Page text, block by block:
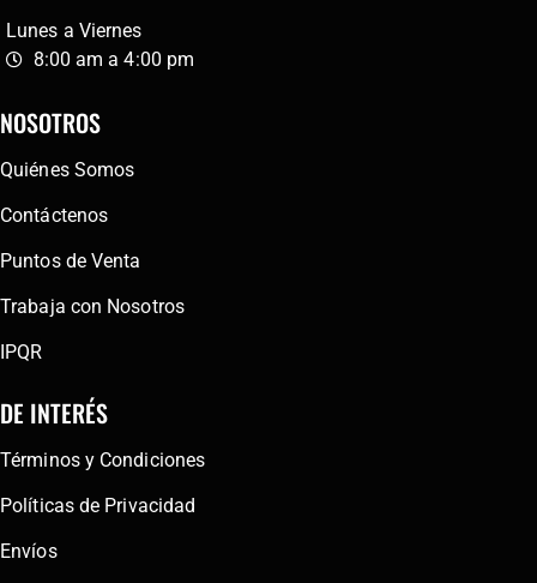
Lunes a Viernes
8:00 am a 4:00 pm
NOSOTROS
Quiénes Somos
Contáctenos
Puntos de Venta
Trabaja con Nosotros
IPQR
DE INTERÉS
Términos y Condiciones
Políticas de Privacidad
Envíos